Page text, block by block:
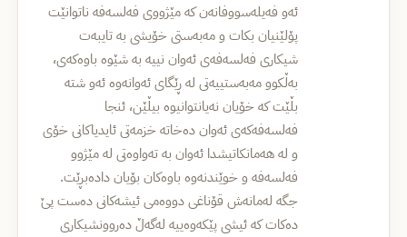
ئه‌و فه‌یله‌سووفانه‌ن كه‌ مێژووی فه‌لسه‌فه‌ ناتوانێت
پۆلێنیان بكات و مه‌به‌ستی خۆیشی به‌ تایبه‌ت
شیكاری فه‌لسه‌فه‌ی ئه‌وان نییه‌ به‌ شێوه‌ باوه‌كه‌ی،
به‌ڵكوو مه‌به‌ستییه‌تی له‌ ڕێگای ئه‌وانه‌وه‌ ئه‌و شته‌
بڵێت كه‌ خۆیان نه‌یانتوانیوه‌ بیڵێن، ئنجا
فه‌لسه‌فه‌كه‌ی ئه‌وان ده‌خاته‌ خزمه‌تی ئایدیاكانی خۆی
و له‌ هه‌مانكاتیشدا ئه‌وان به‌ ته‌واوه‌تی له‌ مێژوو
فه‌لسه‌فه‌ و خوێندنه‌وه‌ باوه‌كان بۆیان داده‌بڕێت.
جگه‌ له‌مانه‌ش قۆناغی دووه‌می ئیشه‌كانی ده‌ست پێ
ده‌كات كه‌ ئیشی پێكه‌وه‌ییه‌ له‌گه‌ڵ ده‌روونشیكاری